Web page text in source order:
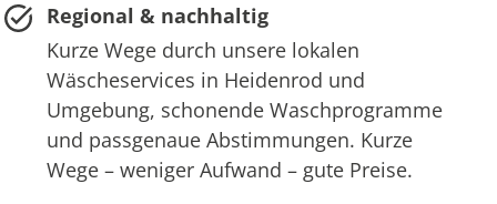
Regional & nachhaltig
Kurze Wege durch unsere lokalen
Wäscheservices in Heidenrod und
Umgebung, schonende Waschprogramme
und passgenaue Abstimmungen. Kurze
Wege – weniger Aufwand – gute Preise.